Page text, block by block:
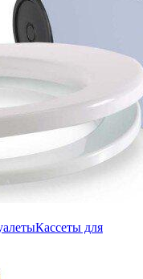
Кассеты для